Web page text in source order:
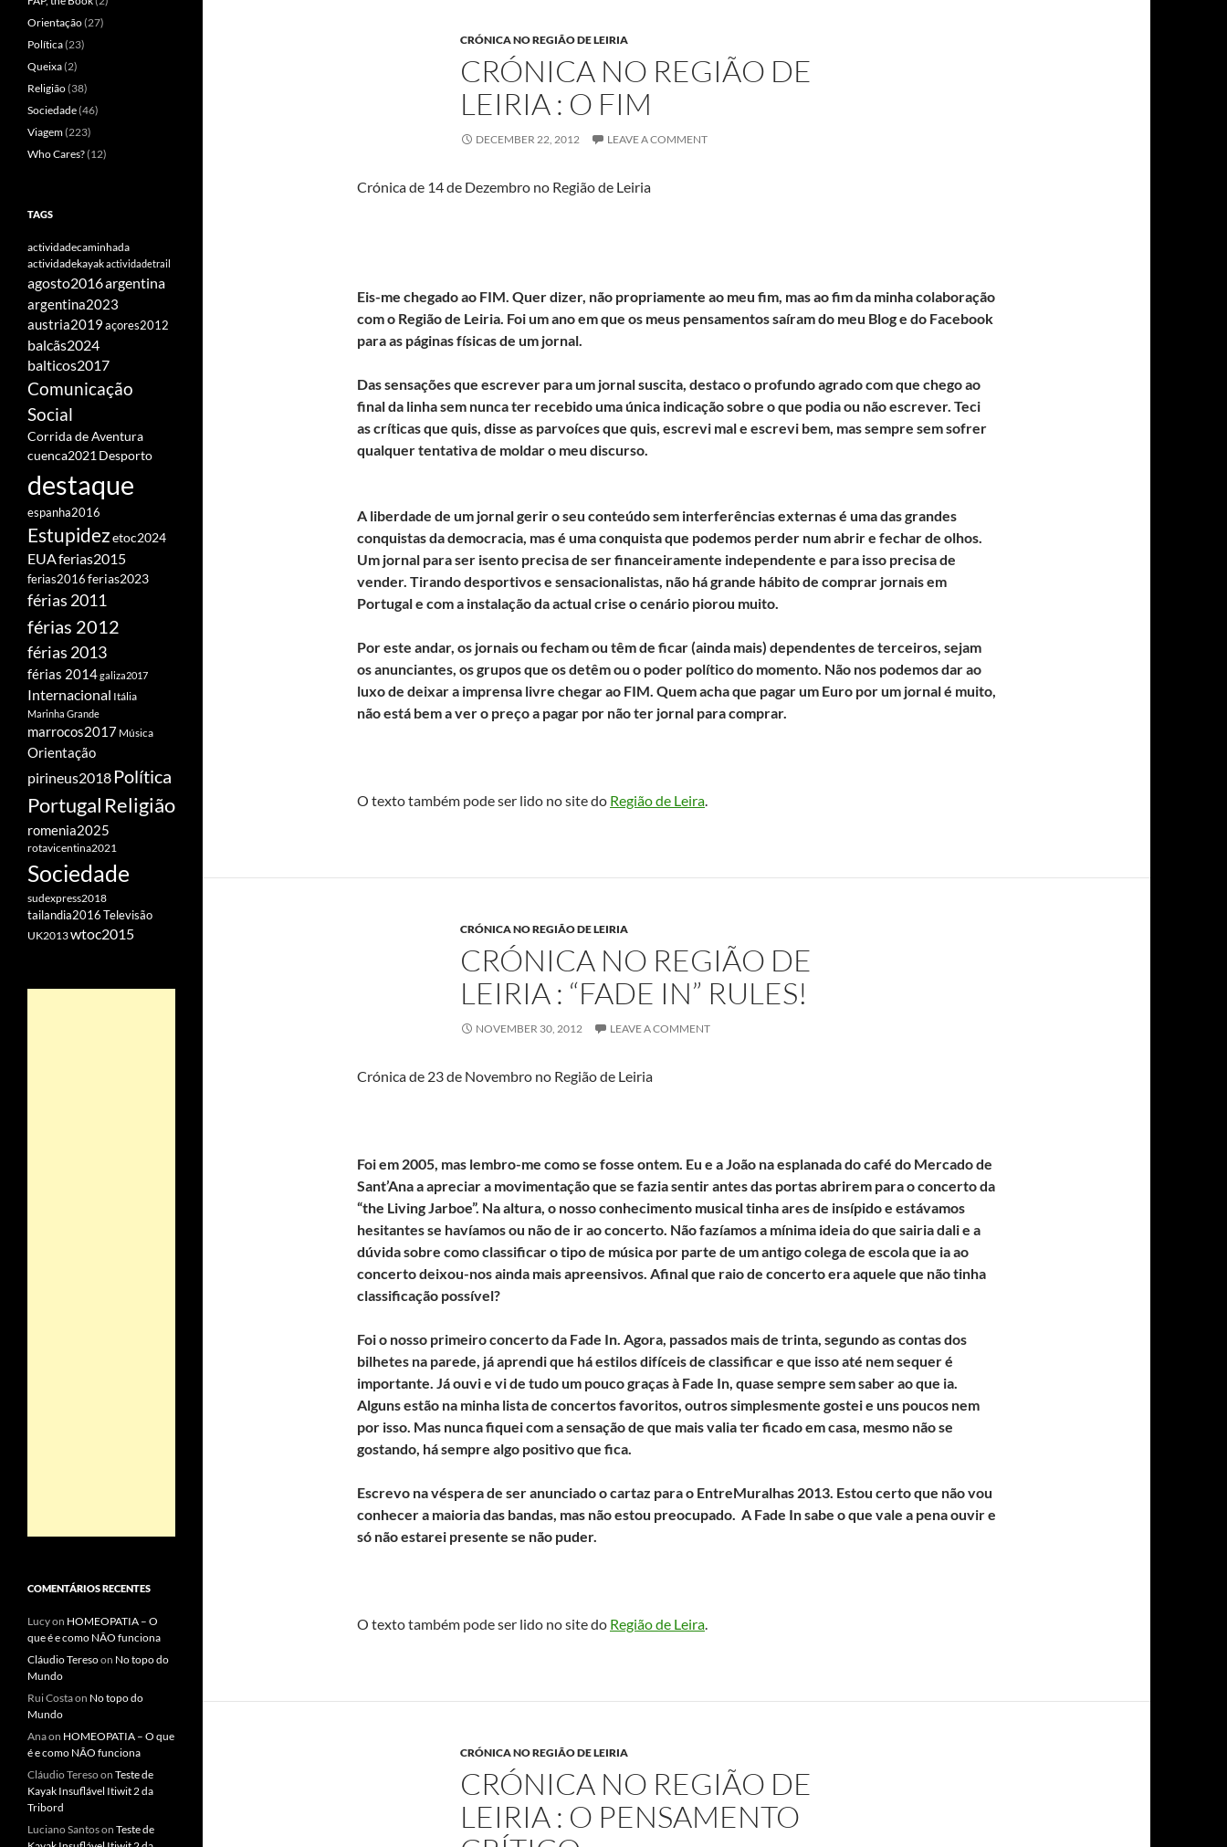
CRÓNICA NO REGIÃO DE LEIRIA
CRÓNICA NO REGIÃO DE
LEIRIA : O FIM
DECEMBER 22, 2012 LEAVE A COMMENT
Crónica de 14 de Dezembro no Região de Leiria
Eis-me chegado ao FIM. Quer dizer, não propriamente ao meu fim, mas ao fim da minha colaboração
com o Região de Leiria. Foi um ano em que os meus pensamentos saíram do meu Blog e do Facebook
para as páginas físicas de um jornal.
Das sensações que escrever para um jornal suscita, destaco o profundo agrado com que chego ao
final da linha sem nunca ter recebido uma única indicação sobre o que podia ou não escrever. Teci
as críticas que quis, disse as parvoíces que quis, escrevi mal e escrevi bem, mas sempre sem sofrer
qualquer tentativa de moldar o meu discurso.
A liberdade de um jornal gerir o seu conteúdo sem interferências externas é uma das grandes
conquistas da democracia, mas é uma conquista que podemos perder num abrir e fechar de olhos.
Um jornal para ser isento precisa de ser financeiramente independente e para isso precisa de
vender. Tirando desportivos e sensacionalistas, não há grande hábito de comprar jornais em
Portugal e com a instalação da actual crise o cenário piorou muito.
Por este andar, os jornais ou fecham ou têm de ficar (ainda mais) dependentes de terceiros, sejam
os anunciantes, os grupos que os detêm ou o poder político do momento. Não nos podemos dar ao
luxo de deixar a imprensa livre chegar ao FIM. Quem acha que pagar um Euro por um jornal é muito,
não está bem a ver o preço a pagar por não ter jornal para comprar.
O texto também pode ser lido no site do Região de Leira.
CRÓNICA NO REGIÃO DE LEIRIA
CRÓNICA NO REGIÃO DE
LEIRIA : “FADE IN” RULES!
NOVEMBER 30, 2012 LEAVE A COMMENT
Crónica de 23 de Novembro no Região de Leiria
Foi em 2005, mas lembro-me como se fosse ontem. Eu e a João na esplanada do café do Mercado de
Sant’Ana a apreciar a movimentação que se fazia sentir antes das portas abrirem para o concerto da
“the Living Jarboe”. Na altura, o nosso conhecimento musical tinha ares de insípido e estávamos
hesitantes se havíamos ou não de ir ao concerto. Não fazíamos a mínima ideia do que sairia dali e a
dúvida sobre como classificar o tipo de música por parte de um antigo colega de escola que ia ao
concerto deixou-nos ainda mais apreensivos. Afinal que raio de concerto era aquele que não tinha
classificação possível?
Foi o nosso primeiro concerto da Fade In. Agora, passados mais de trinta, segundo as contas dos
bilhetes na parede, já aprendi que há estilos difíceis de classificar e que isso até nem sequer é
importante. Já ouvi e vi de tudo um pouco graças à Fade In, quase sempre sem saber ao que ia.
Alguns estão na minha lista de concertos favoritos, outros simplesmente gostei e uns poucos nem
por isso. Mas nunca fiquei com a sensação de que mais valia ter ficado em casa, mesmo não se
gostando, há sempre algo positivo que fica.
Escrevo na véspera de ser anunciado o cartaz para o EntreMuralhas 2013. Estou certo que não vou
conhecer a maioria das bandas, mas não estou preocupado. A Fade In sabe o que vale a pena ouvir e
só não estarei presente se não puder.
O texto também pode ser lido no site do Região de Leira.
CRÓNICA NO REGIÃO DE LEIRIA
CRÓNICA NO REGIÃO DE
LEIRIA : O PENSAMENTO
Orientação(27)
Política(23)
Queixa(2)
Religião(38)
Sociedade(46)
Viagem(223)
Who Cares?(12)
TAGS
actividadecaminhada
actividadekayakactividadetrail
agosto2016argentina
argentina2023
austria2019açores2012
balcãs2024
balticos2017
Comunicação
Social
Corrida de Aventura
cuenca2021 Desporto
destaque
espanha2016
Estupidezetoc2024
EUAferias2015
ferias2016ferias2023
férias 2011
férias 2012
férias 2013
férias 2014galiza2017
Internacional Itália
Marinha Grande
marrocos2017 Música
Orientação
pirineus2018 Política
Portugal Religião
romenia2025
rotavicentina2021
Sociedade
sudexpress2018
tailandia2016Televisão
UK2013wtoc2015
COMENTÁRIOS RECENTES
Lucyon HOMEOPATIA – O
que é e como NÃO funciona
Cláudio Teresoon No topo do
Mundo
Rui Costaon No topo do
Mundo
Anaon HOMEOPATIA – O que
é e como NÃO funciona
Cláudio Teresoon Teste de
Kayak Insuflável Itiwit 2 da
Tribord
Luciano Santoson Teste de